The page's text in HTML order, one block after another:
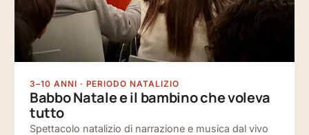
3–10 ANNI · PERIODO NATALIZIO
Babbo Natale e il bambino che voleva
tutto
Spettacolo natalizio di narrazione e musica dal vivo